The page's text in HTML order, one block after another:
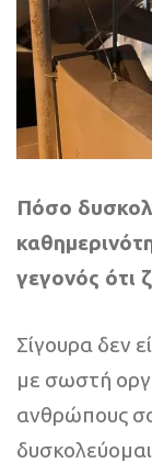
Πόσο
γεγονός ότι
Σίγουρα δεν
με σωστή
ανθρώπους